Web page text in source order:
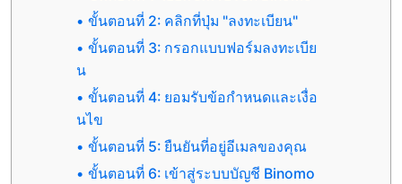
ขั้นตอนที่ 2: คลิกที่ปุ่ม "ลงทะเบียน"
ขั้นตอนที่ 3: กรอกแบบฟอร์มลงทะเบีย
น
ขั้นตอนที่ 4: ยอมรับข้อกำหนดและเงื่อ
นไข
ขั้นตอนที่ 5: ยืนยันที่อยู่อีเมลของคุณ
ขั้นตอนที่ 6: เข้าสู่ระบบบัญชี Binomo